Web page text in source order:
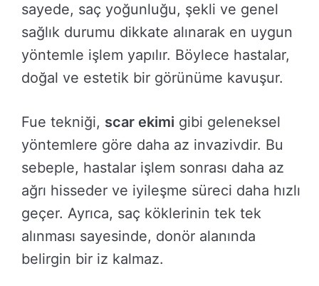
sayede, saç yoğunluğu, şekli ve genel
sağlık durumu dikkate alınarak en uygun
yöntemle işlem yapılır. Böylece hastalar,
doğal ve estetik bir görünüme kavuşur.
Fue tekniği, scar ekimi gibi geleneksel
yöntemlere göre daha az invazivdir. Bu
sebeple, hastalar işlem sonrası daha az
ağrı hisseder ve iyileşme süreci daha hızlı
geçer. Ayrıca, saç köklerinin tek tek
alınması sayesinde, donör alanında
belirgin bir iz kalmaz.